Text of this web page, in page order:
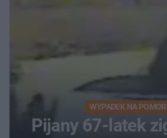
WYPADEK NA
Pijany 67-latek